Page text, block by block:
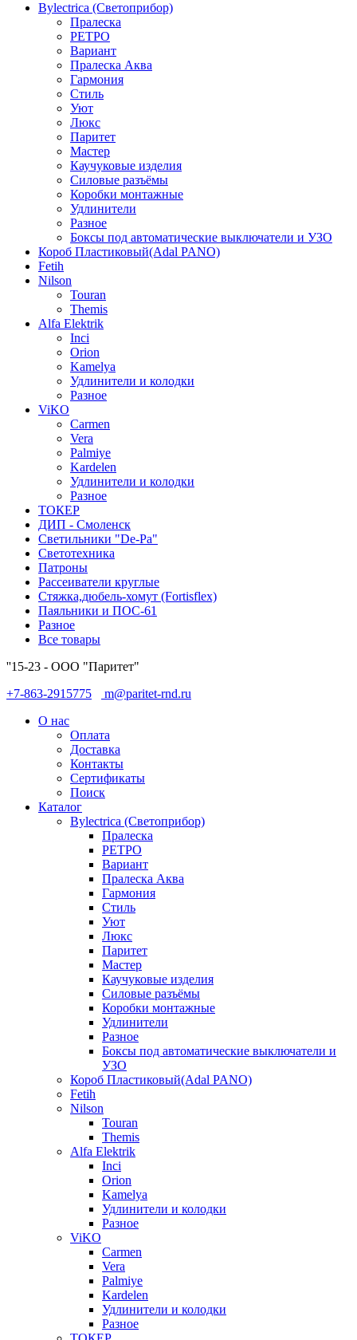
Bylectrica (Светоприбор)
Пралеска
РЕТРО
Вариант
Пралеска Аква
Гармония
Стиль
Уют
Люкс
Паритет
Мастер
Каучуковые изделия
Силовые разъёмы
Коробки монтажные
Удлинители
Разное
Боксы под автоматические выключатели и УЗО
Короб Пластиковый(Adal PANO)
Fetih
Nilson
Touran
Themis
Alfa Elektrik
Inci
Orion
Kamelya
Удлинители и колодки
Разное
ViKO
Carmen
Vera
Palmiye
Kardelen
Удлинители и колодки
Разное
ТОКЕР
ДИП - Смоленск
Светильники "De-Pa"
Светотехника
Патроны
Рассеиватели круглые
Стяжка,дюбель-хомут (Fortisflex)
Паяльники и ПОС-61
Разное
Все товары
''15-23 - ООО "Паритет"
+7-863-2915775
m@paritet-rnd.ru
О нас
Оплата
Доставка
Контакты
Сертификаты
Поиск
Каталог
Bylectrica (Светоприбор)
Пралеска
РЕТРО
Вариант
Пралеска Аква
Гармония
Стиль
Уют
Люкс
Паритет
Мастер
Каучуковые изделия
Силовые разъёмы
Коробки монтажные
Удлинители
Разное
Боксы под автоматические выключатели и
УЗО
Короб Пластиковый(Adal PANO)
Fetih
Nilson
Touran
Themis
Alfa Elektrik
Inci
Orion
Kamelya
Удлинители и колодки
Разное
ViKO
Carmen
Vera
Palmiye
Kardelen
Удлинители и колодки
Разное